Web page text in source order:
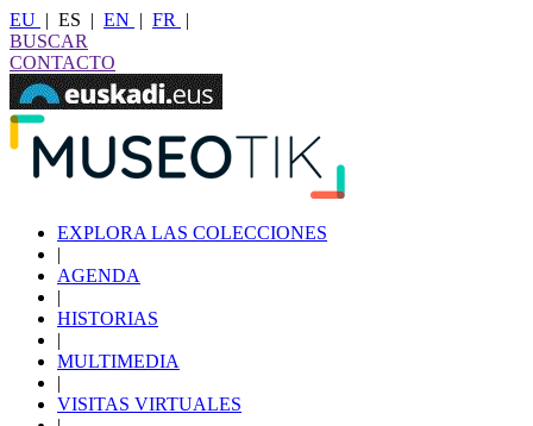
EU | ES | EN | FR
|
BUSCAR
CONTACTO
EXPLORA LAS COLECCIONES
|
AGENDA
|
HISTORIAS
|
MULTIMEDIA
|
VISITAS VIRTUALES